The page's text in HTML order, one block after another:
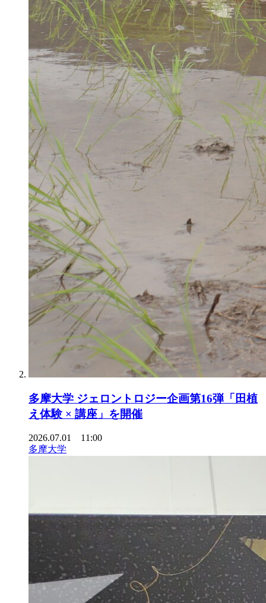
多摩大学 ジェロントロジー企画第16弾「田植
え体験 × 講座」を開催
2026.07.01 11:00
多摩大学